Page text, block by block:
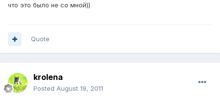
что это было не со мной))
Quote
krolena
Posted August 19, 2011